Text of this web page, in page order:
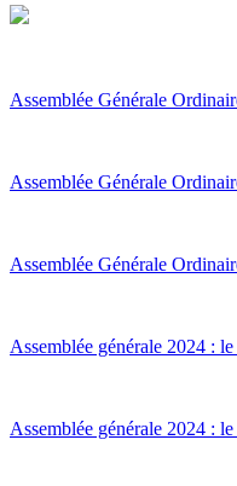
Assemblée Générale
Assemblée Générale
Assemblée Générale
Assemblée générale 2024 :
Assemblée générale 2024 :